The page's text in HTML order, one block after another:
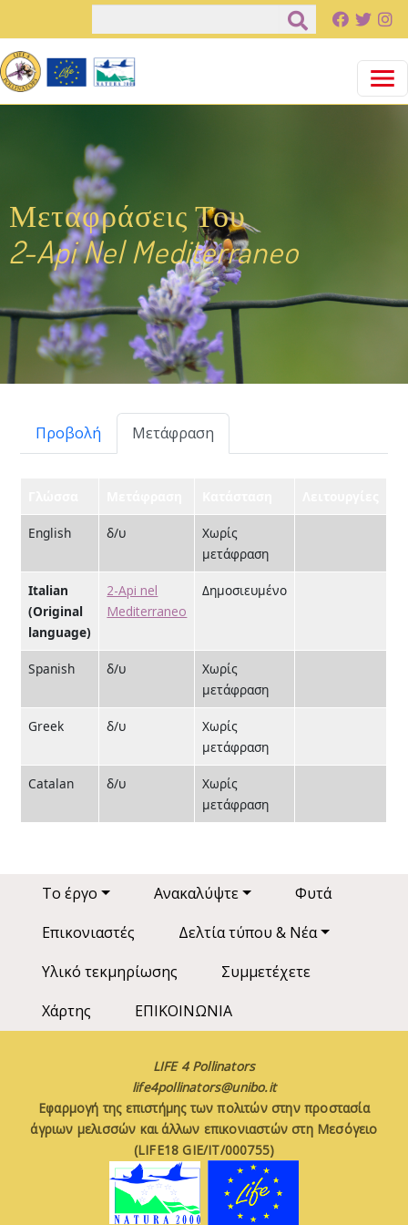
Παράκαμψη προς το κυρίως περιεχόμενο
Μεταφράσεις Του
2-Api Nel Mediterraneo
Πρωτεύουσες καρτέλες
Προβολή Μετάφραση
English δ/υ
Χωρίς
μετάφραση
Italian
(Original
language)
2-Api nel
Mediterraneo
Δημοσιευμένο
Spanish δ/υ
Χωρίς
μετάφραση
Greek δ/υ
Χωρίς
μετάφραση
Catalan δ/υ
Χωρίς
μετάφραση
Main navigation
Το έργο Ανακαλύψτε
Φυτά
Επικονιαστές
Δελτία τύπου & Νέα
Υλικό τεκμηρίωσης
Συμμετέχετε
Χάρτης
ΕΠΙΚΟΙΝΩΝΙΑ
LIFE 4 Pollinators
life4pollinators@unibo.it
Εφαρμογή της επιστήμης των πολιτών στην προστασία
άγριων μελισσών και άλλων επικονιαστών στη Μεσόγειο
(LIFE18 GIE/IT/000755)